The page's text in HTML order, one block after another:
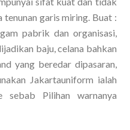
tenunan garis miring. Buat :
pabrik dan organisasi,
baju, celana bahkan
yang beredar dipasaran,
Jakartauniform ialah
sebab Pilihan warnanya